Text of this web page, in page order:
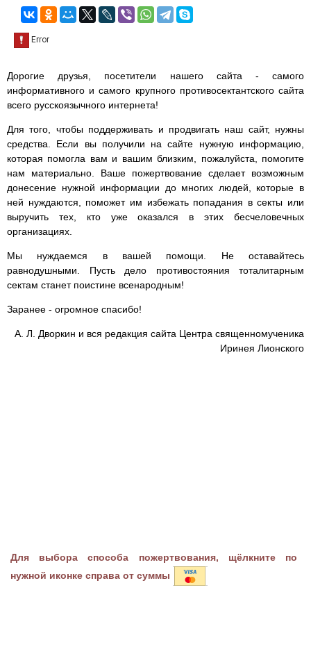
Дорогие друзья, посетители нашего сайта - самого
информативного и самого крупного противосектантского сайта
всего русскоязычного интернета!
Для того, чтобы поддерживать и продвигать наш сайт, нужны
средства. Если вы получили на сайте нужную информацию,
которая помогла вам и вашим близким, пожалуйста, помогите
нам материально. Ваше пожертвование сделает возможным
донесение нужной информации до многих людей, которые в
ней нуждаются, поможет им избежать попадания в секты или
выручить тех, кто уже оказался в этих бесчеловечных
организациях.
Мы нуждаемся в вашей помощи. Не оставайтесь
равнодушными. Пусть дело противостояния тоталитарным
сектам станет поистине всенародным!
Заранее - огромное спасибо!
А. Л. Дворкин и вся редакция сайта Центра священномученика
Иринея Лионского
Для выбора способа пожертвования, щёлкните по
нужной иконке справа от суммы